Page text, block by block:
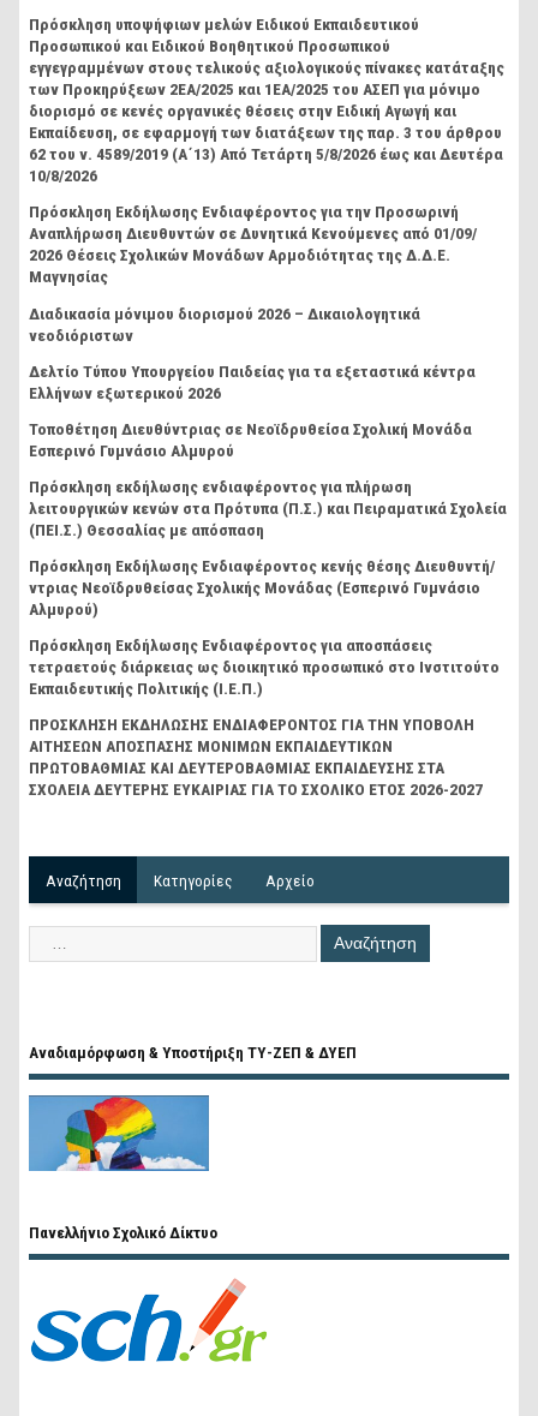
Πρόσκληση υποψήφιων μελών Ειδικού Εκπαιδευτικού
Προσωπικού και Ειδικού Βοηθητικού Προσωπικού
εγγεγραμμένων στους τελικούς αξιολογικούς πίνακες κατάταξης
των Προκηρύξεων 2ΕΑ/2025 και 1ΕΑ/2025 του ΑΣΕΠ για μόνιμο
διορισμό σε κενές οργανικές θέσεις στην Ειδική Αγωγή και
Εκπαίδευση, σε εφαρμογή των διατάξεων της παρ. 3 του άρθρου
62 του ν. 4589/2019 (Α΄13) Από Τετάρτη 5/8/2026 έως και Δευτέρα
10/8/2026
Πρόσκληση Εκδήλωσης Ενδιαφέροντος για την Προσωρινή
Αναπλήρωση Διευθυντών σε Δυνητικά Κενούμενες από 01/09/
2026 Θέσεις Σχολικών Μονάδων Αρμοδιότητας της Δ.Δ.Ε.
Μαγνησίας
Διαδικασία μόνιμου διορισμού 2026 – Δικαιολογητικά
νεοδιόριστων
Δελτίο Τύπου Υπουργείου Παιδείας για τα εξεταστικά κέντρα
Ελλήνων εξωτερικού 2026
Τοποθέτηση Διευθύντριας σε Νεοϊδρυθείσα Σχολική Μονάδα
Εσπερινό Γυμνάσιο Αλμυρού
Πρόσκληση εκδήλωσης ενδιαφέροντος για πλήρωση
λειτουργικών κενών στα Πρότυπα (Π.Σ.) και Πειραματικά Σχολεία
(ΠΕΙ.Σ.) Θεσσαλίας με απόσπαση
Πρόσκληση Εκδήλωσης Ενδιαφέροντος κενής θέσης Διευθυντή/
ντριας Νεοϊδρυθείσας Σχολικής Μονάδας (Εσπερινό Γυμνάσιο
Αλμυρού)
Πρόσκληση Εκδήλωσης Ενδιαφέροντος για αποσπάσεις
τετραετούς διάρκειας ως διοικητικό προσωπικό στο Ινστιτούτο
Εκπαιδευτικής Πολιτικής (Ι.Ε.Π.)
ΠΡΟΣΚΛΗΣΗ ΕΚΔΗΛΩΣΗΣ ΕΝΔΙΑΦΕΡΟΝΤΟΣ ΓΙΑ ΤΗΝ ΥΠΟΒΟΛΗ
ΑΙΤΗΣΕΩΝ ΑΠΟΣΠΑΣΗΣ ΜΟΝΙΜΩΝ ΕΚΠΑΙΔΕΥΤΙΚΩΝ
ΠΡΩΤΟΒΑΘΜΙΑΣ ΚΑΙ ΔΕΥΤΕΡΟΒΑΘΜΙΑΣ ΕΚΠΑΙΔΕΥΣΗΣ ΣΤΑ
ΣΧΟΛΕΙΑ ΔΕΥΤΕΡΗΣ ΕΥΚΑΙΡΙΑΣ ΓΙΑ ΤΟ ΣΧΟΛΙΚΟ ΕΤΟΣ 2026-2027
Αναζήτηση Kατηγορίες Αρχείο
Αναδιαμόρφωση & Υποστήριξη ΤΥ-ΖΕΠ & ΔΥΕΠ
Πανελλήνιο Σχολικό Δίκτυο